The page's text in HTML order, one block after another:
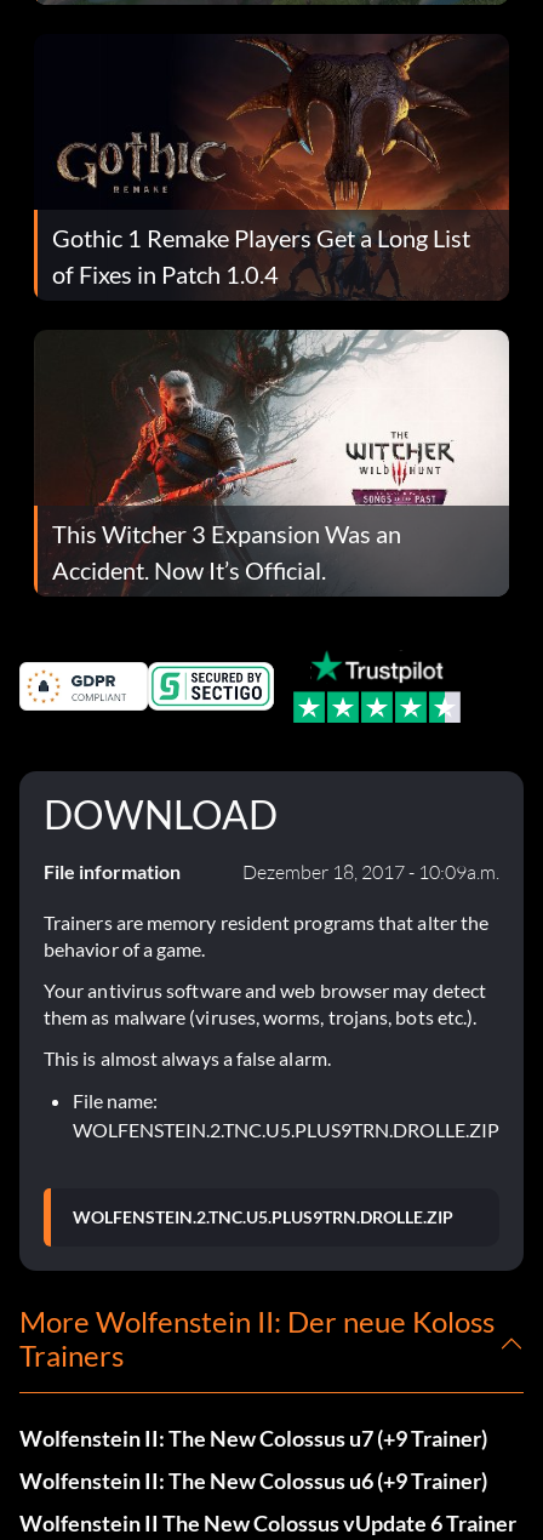
Gothic 1 Remake Players Get a Long List
of Fixes in Patch 1.0.4
This Witcher 3 Expansion Was an
Accident. Now It’s Official.
DOWNLOAD
File information Dezember 18, 2017 - 10:09a.m.
Trainers are memory resident programs that alter the
behavior of a game.
Your antivirus software and web browser may detect
them as malware (viruses, worms, trojans, bots etc.).
This is almost always a false alarm.
File name:
WOLFENSTEIN.2.TNC.U5.PLUS9TRN.DROLLE.ZIP
WOLFENSTEIN.2.TNC.U5.PLUS9TRN.DROLLE.ZIP
More Wolfenstein II: Der neue Koloss
Trainers
Wolfenstein II: The New Colossus u7 (+9 Trainer)
Wolfenstein II: The New Colossus u6 (+9 Trainer)
Wolfenstein II The New Colossus vUpdate 6 Trainer